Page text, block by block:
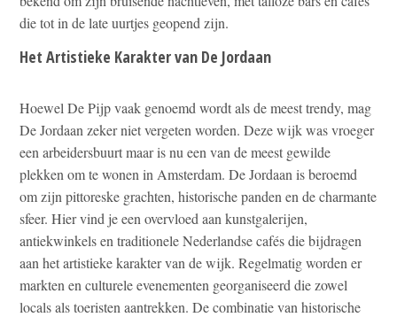
die tot in de late uurtjes geopend zijn.
Het Artistieke Karakter van De Jordaan
Hoewel De Pijp vaak genoemd wordt als de meest trendy, mag
De Jordaan zeker niet vergeten worden. Deze wijk was vroeger
een arbeidersbuurt maar is nu een van de meest gewilde
plekken om te wonen in Amsterdam. De Jordaan is beroemd
om zijn pittoreske grachten, historische panden en de charmante
sfeer. Hier vind je een overvloed aan kunstgalerijen,
antiekwinkels en traditionele Nederlandse cafés die bijdragen
aan het artistieke karakter van de wijk. Regelmatig worden er
markten en culturele evenementen georganiseerd die zowel
locals als toeristen aantrekken. De combinatie van historische